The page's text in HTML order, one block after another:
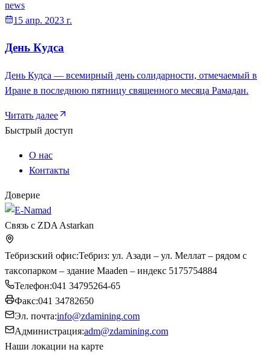
news
15 апр. 2023 г.
День Кудса
День Кудса — всемирный день солидарности, отмечаемый в
Иране в последнюю пятницу священного месяца Рамадан.
Читать далее
Быстрый доступ
О нас
Контакты
Доверие
Связь с ZDA Astarkan
Тебризский офис:Тебриз: ул. Азади – ул. Меллат – рядом с
таксопарком – здание Maaden – индекс 5175754884
Телефон:041 34795264-65
Факс:041 34782650
Эл. почта:info@zdamining.com
Администрация:adm@zdamining.com
Наши локации на карте